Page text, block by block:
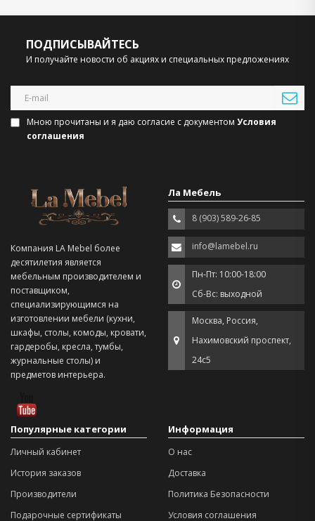
ПОДПИСЫВАЙТЕСЬ
И получайте новости об акциях и специальных предложениях
Мною прочитаны и я даю согласие с документом Условия
соглашения
Компания LA Mebel более
десятилетия является
мебельным производителем и
поставщиком,
специализирующимся на
изготовлении мебели (кухни,
шкафы, столы, комоды, кровати,
гардеробы, кресла, тумбы,
журнальные столы) и
предметов интерьера.
Ла Мебель
8 (903) 589-26-85
info@lamebel.ru
Пн-Пт: 10:00-18:00
Сб-Вс: выходной
Москва, Россия,
Нахимовский проспект,
24с5
Популярные категории
Личный кабинет
История заказов
Производители
Подарочные сертификаты
Информация
О нас
Доставка
Политика Безопасности
Условия соглашения